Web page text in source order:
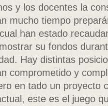
y los docentes la
mucho tiempo
han estado
su fondos
Hay distintas
comprometido y
en tado un proyecto
este es el juego